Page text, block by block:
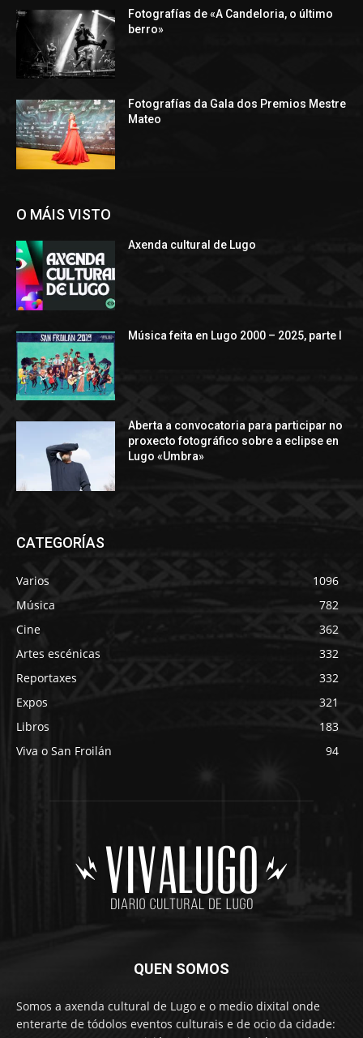
Fotografías de «A Candeloria, o último
berro»
Fotografías da Gala dos Premios Mestre
Mateo
O MÁIS VISTO
Axenda cultural de Lugo
Música feita en Lugo 2000 – 2025, parte I
Aberta a convocatoria para participar no
proxecto fotográfico sobre a eclipse en
Lugo «Umbra»
CATEGORÍAS
Varios
1096
Música
782
Cine
362
Artes escénicas
332
Reportaxes
332
Expos
321
Libros
183
Viva o San Froilán
94
QUEN SOMOS
Somos a axenda cultural de Lugo e o medio dixital onde
enterarte de tódolos eventos culturais e de ocio da cidade: